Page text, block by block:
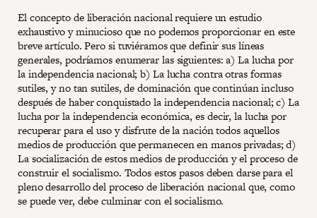
El concepto de liberación nacional requiere un estudio
exhaustivo y minucioso que no podemos proporcionar en este
breve artículo. Pero si tuviéramos que definir sus líneas
generales, podríamos enumerar las siguientes: a) La lucha por
la independencia nacional; b) La lucha contra otras formas
sutiles, y no tan sutiles, de dominación que continúan incluso
después de haber conquistado la independencia nacional; c) La
lucha por la independencia económica, es decir, la lucha por
recuperar para el uso y disfrute de la nación todos aquellos
medios de producción que permanecen en manos privadas; d)
La socialización de estos medios de producción y el proceso de
construir el socialismo. Todos estos pasos deben darse para el
pleno desarrollo del proceso de liberación nacional que, como
se puede ver, debe culminar con el socialismo.